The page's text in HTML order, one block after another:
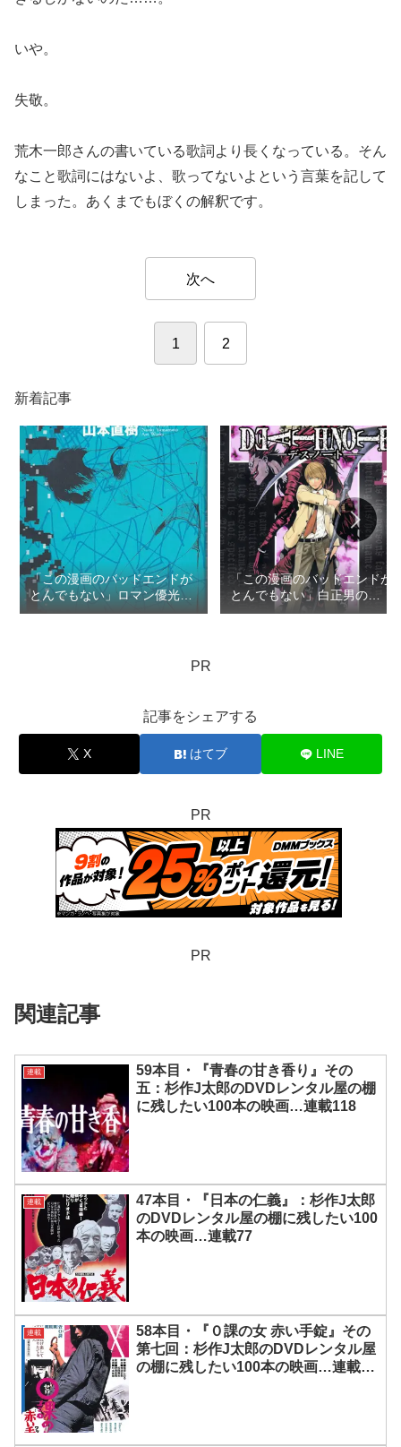
いや。
失敬。
荒木一郎さんの書いている歌詞より長くなっている。そん
なこと歌詞にはないよ、歌ってないよという言葉を記して
しまった。あくまでもぼくの解釈です。
次へ
1 2
新着記事
「この漫画のバッドエンドが
とんでもない」ロマン優光の
TOP3
「この漫画のバッドエンドが
とんでもない」白正男の
TOP3
PR
記事をシェアする
X はてブ LINE
PR
PR
関連記事
連載
59本目・『青春の甘き香り』その
五：杉作J太郎のDVDレンタル屋の棚
に残したい100本の映画…連載118
連載
47本目・『日本の仁義』：杉作J太郎
のDVDレンタル屋の棚に残したい100
本の映画…連載77
連載
58本目・『０課の女 赤い手錠』その
第七回：杉作J太郎のDVDレンタル屋
の棚に残したい100本の映画…連載